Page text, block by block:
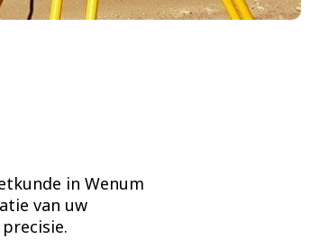
in Wenum
van uw